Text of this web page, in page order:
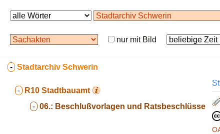
nur mit Bild
- Stadtarchiv Schwerin
- R10 Stadtbauamt
- 06.: Beschlußvorlagen und Ratsbeschlüsse